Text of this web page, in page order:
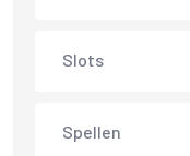
Slots
Spellen